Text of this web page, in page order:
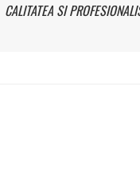
CALITATEA SI